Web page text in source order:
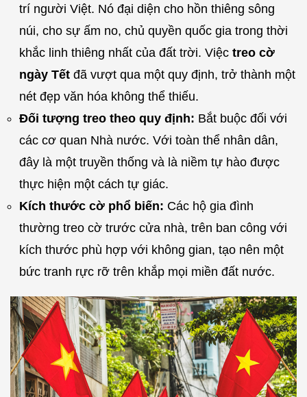
trí người Việt. Nó đại diện cho hồn thiêng sông
núi, cho sự ấm no, chủ quyền quốc gia trong thời
khắc linh thiêng nhất của đất trời. Việc treo cờ
ngày Tếtđã vượt qua một quy định, trở thành một
nét đẹp văn hóa không thể thiếu.
Đối tượng treo theo quy định: Bắt buộc đối với
các cơ quan Nhà nước. Với toàn thể nhân dân,
đây là một truyền thống và là niềm tự hào được
thực hiện một cách tự giác.
Kích thước cờ phổ biến: Các hộ gia đình
thường treo cờ trước cửa nhà, trên ban công với
kích thước phù hợp với không gian, tạo nên một
bức tranh rực rỡ trên khắp mọi miền đất nước.